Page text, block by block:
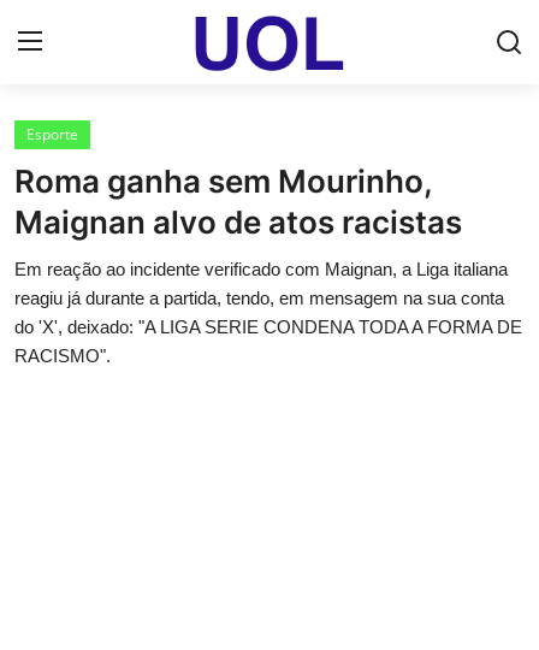
Home
UOL ADS
Uol pt Bate Papo Gratis
Esporte
Roma ganha sem Mourinho,
Maignan alvo de atos racistas
Em reação ao incidente verificado com Maignan, a Liga italiana
reagiu já durante a partida, tendo, em mensagem na sua conta
do 'X', deixado: "A LIGA SERIE CONDENA TODA A FORMA DE
RACISMO".